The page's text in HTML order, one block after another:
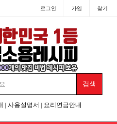
로그인 가입 찾기
| 사용설명서 | 요리연금안내